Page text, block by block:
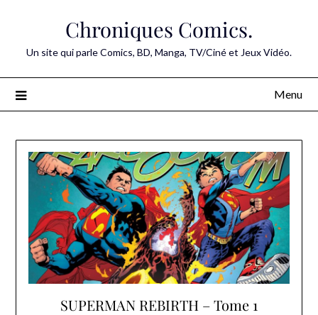
Chroniques Comics.
Un site qui parle Comics, BD, Manga, TV/Ciné et Jeux Vidéo.
Menu
SUPERMAN REBIRTH – Tome 1